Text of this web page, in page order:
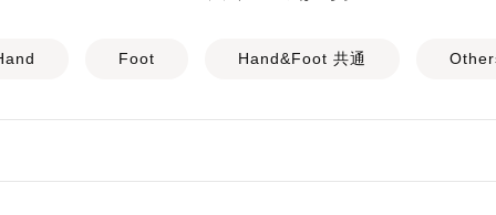
Foot Hand&Foot 共通